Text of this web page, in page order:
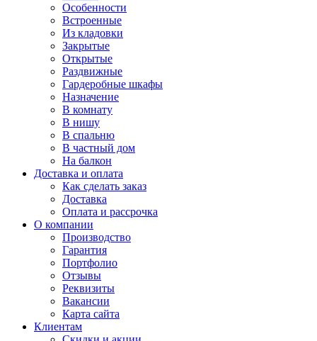
Особенности
Встроенные
Из кладовки
Закрытые
Открытые
Раздвижные
Гардеробные шкафы
Назначение
В комнату
В нишу
В спальню
В частный дом
На балкон
Доставка и оплата
Как сделать заказ
Доставка
Оплата и рассрочка
О компании
Производство
Гарантия
Портфолио
Отзывы
Реквизиты
Вакансии
Карта сайта
Клиентам